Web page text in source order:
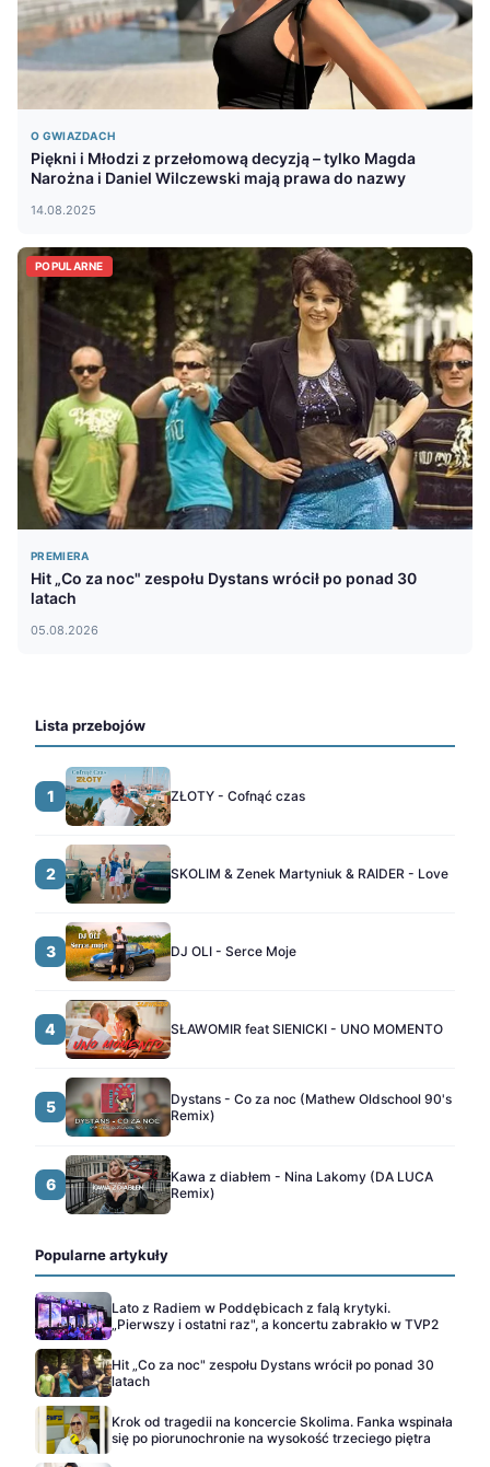
O GWIAZDACH
Piękni i Młodzi z przełomową decyzją – tylko Magda
Narożna i Daniel Wilczewski mają prawa do nazwy
14.08.2025
POPULARNE
PREMIERA
Hit „Co za noc" zespołu Dystans wrócił po ponad 30
latach
05.08.2026
Lista przebojów
1 ZŁOTY - Cofnąć czas
2 SKOLIM & Zenek Martyniuk & RAIDER - Love
3 DJ OLI - Serce Moje
4 SŁAWOMIR feat SIENICKI - UNO MOMENTO
5
Dystans - Co za noc (Mathew Oldschool 90's
Remix)
6
Kawa z diabłem - Nina Lakomy (DA LUCA
Remix)
Popularne artykuły
Lato z Radiem w Poddębicach z falą krytyki.
„Pierwszy i ostatni raz", a koncertu zabrakło w TVP2
Hit „Co za noc" zespołu Dystans wrócił po ponad 30
latach
Krok od tragedii na koncercie Skolima. Fanka wspinała
się po piorunochronie na wysokość trzeciego piętra